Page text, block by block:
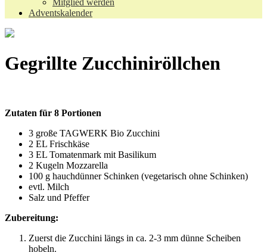
Mitglied werden
Adventskalender
Gegrillte Zucchiniröllchen
Zutaten für 8 Portionen
3 große TAGWERK Bio Zucchini
2 EL Frischkäse
3 EL Tomatenmark mit Basilikum
2 Kugeln Mozzarella
100 g hauchdünner Schinken (vegetarisch ohne Schinken)
evtl. Milch
Salz und Pfeffer
Zubereitung:
Zuerst die Zucchini längs in ca. 2-3 mm dünne Scheiben
hobeln.